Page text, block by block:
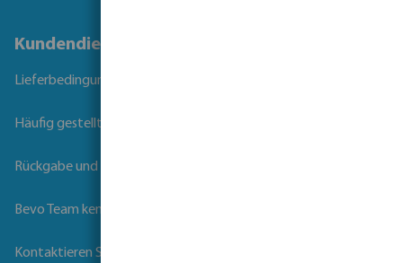
Kundendienst
Lieferbedingungen
Häufig gestellte Fragen
Rückgabe und Garantie
Bevo Team kennenlernen
Kontaktieren Sie uns